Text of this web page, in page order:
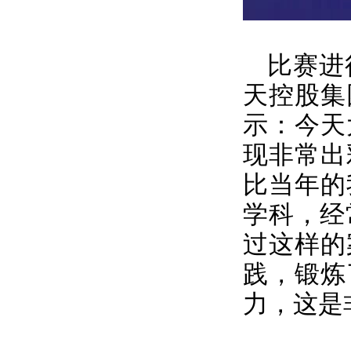
比赛进
天控股
示：今
现非常
比当年
学科，
过这样
践，锻
力，这